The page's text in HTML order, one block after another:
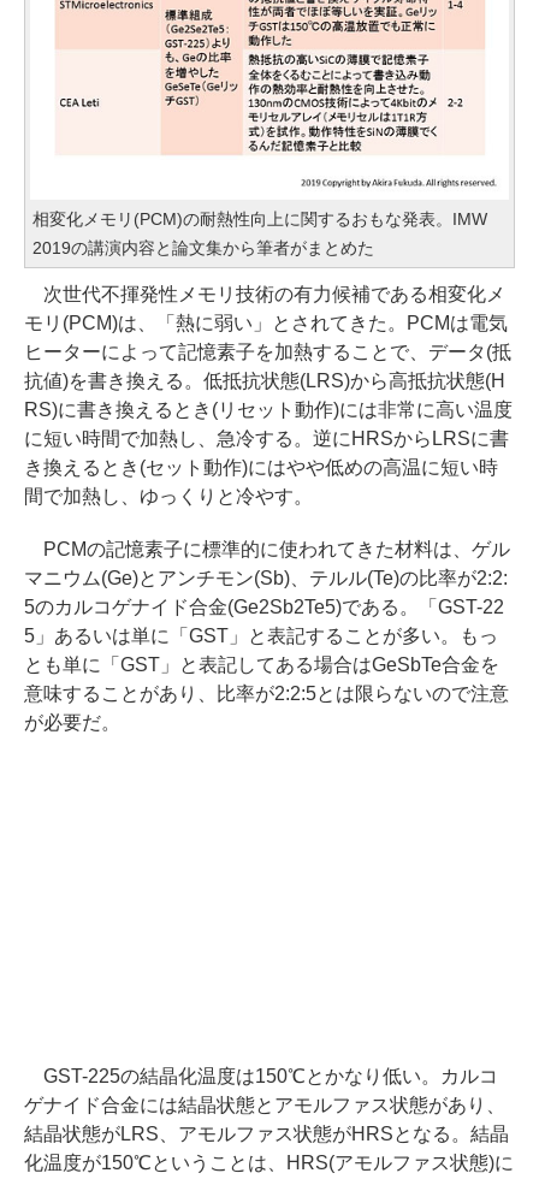
相変化メモリ(PCM)の耐熱性向上に関するおもな発表。IMW
2019の講演内容と論文集から筆者がまとめた
次世代不揮発性メモリ技術の有力候補である相変化メ
モリ(PCM)は、「熱に弱い」とされてきた。PCMは電気
ヒーターによって記憶素子を加熱することで、データ(抵
抗値)を書き換える。低抵抗状態(LRS)から高抵抗状態(H
RS)に書き換えるとき(リセット動作)には非常に高い温度
に短い時間で加熱し、急冷する。逆にHRSからLRSに書
き換えるとき(セット動作)にはやや低めの高温に短い時
間で加熱し、ゆっくりと冷やす。
PCMの記憶素子に標準的に使われてきた材料は、ゲル
マニウム(Ge)とアンチモン(Sb)、テルル(Te)の比率が2:2:
5のカルコゲナイド合金(Ge2Sb2Te5)である。「GST-22
5」あるいは単に「GST」と表記することが多い。もっ
とも単に「GST」と表記してある場合はGeSbTe合金を
意味することがあり、比率が2:2:5とは限らないので注意
が必要だ。
GST-225の結晶化温度は150℃とかなり低い。カルコ
ゲナイド合金には結晶状態とアモルファス状態があり、
結晶状態がLRS、アモルファス状態がHRSとなる。結晶
化温度が150℃ということは、HRS(アモルファス状態)に